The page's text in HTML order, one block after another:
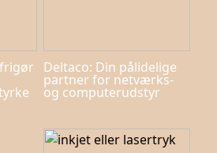
Deltaco: Din pålidelige
partner for netværks-
og computerudstyr